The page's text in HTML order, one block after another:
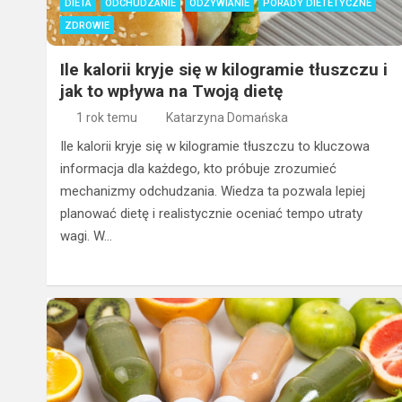
DIETA ODCHUDZANIE ODŻYWIANIE
PORADY DIETETYCZNE
ZDROWIE
Ile kalorii kryje się w kilogramie tłuszczu i
jak to wpływa na Twoją dietę
1 rok temu Katarzyna Domańska
Ile kalorii kryje się w kilogramie tłuszczu to kluczowa
informacja dla każdego, kto próbuje zrozumieć
mechanizmy odchudzania. Wiedza ta pozwala lepiej
planować dietę i realistycznie oceniać tempo utraty
wagi. W…